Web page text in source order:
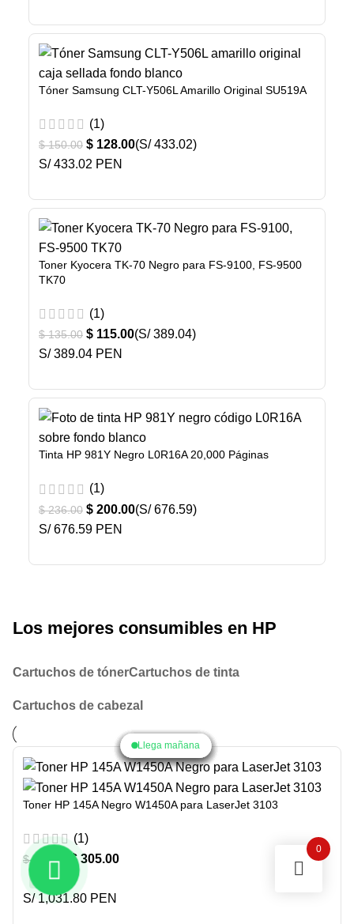
Tóner Samsung CLT-Y506L Amarillo Original SU519A
(1)
$150.00 $ 128.00(S/ 433.02)
S/ 433.02 PEN
Toner Kyocera TK-70 Negro para FS-9100, FS-9500
TK70
(1)
$135.00 $ 115.00(S/ 389.04)
S/ 389.04 PEN
Tinta HP 981Y Negro L0R16A 20,000 Páginas
(1)
$236.00 $ 200.00(S/ 676.59)
S/ 676.59 PEN
Los mejores consumibles en HP
Cartuchos de tónerCartuchos de tinta
Cartuchos de cabezal
Toner HP 145A Negro W1450A para LaserJet 3103
(1)
$315.00 $305.00
-3%
S/ 1,031.80 PEN
Llega mañana
Llega mañana
Llega mañana
Llega mañana
Llega mañana
Llega mañana
Llega mañana
Llega mañana
Llega mañana
0